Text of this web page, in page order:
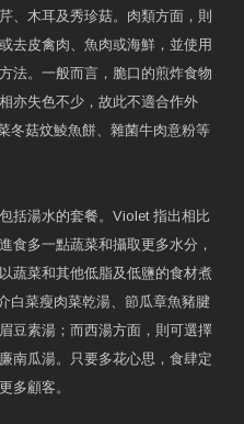
、木耳及秀珍菇。肉類方面，則
去皮禽肉、魚肉或海鮮，並使用
法。一般而言，脆口的煎炸食物
亦失色不少，故此不適合作外
冬菇炆鯪魚餅、雜菌牛肉意粉等
括湯水的套餐。Violet 指出相比
食多一點蔬菜和攝取更多水分，
蔬菜和其他低脂及低鹽的食材煮
白菜瘦肉菜乾湯、節瓜章魚豬腱
豆素湯；而西湯方面，則可選擇
南瓜湯。只要多花心思，食肆定
多顧客。